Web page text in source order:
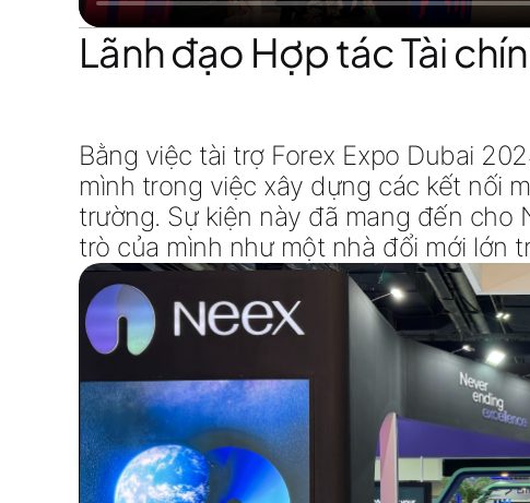
Lãnh đạo Hợp tác Tài
Bằng việc tài trợ Forex Expo Dubai
mình trong việc xây dựng các kết nối
trường. Sự kiện này đã mang đến
trò của mình như một nhà đổi mới lớn